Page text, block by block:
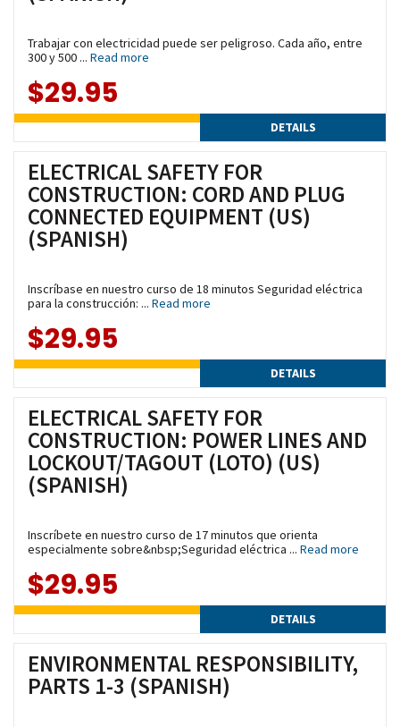
Trabajar con electricidad puede ser peligroso. Cada año, entre
300 y 500 ... Read more
$29.95
DETAILS
ELECTRICAL SAFETY FOR
CONSTRUCTION: CORD AND PLUG
CONNECTED EQUIPMENT (US)
(SPANISH)
Inscríbase en nuestro curso de 18 minutos Seguridad eléctrica
para la construcción: ... Read more
$29.95
DETAILS
ELECTRICAL SAFETY FOR
CONSTRUCTION: POWER LINES AND
LOCKOUT/TAGOUT (LOTO) (US)
(SPANISH)
Inscríbete en nuestro curso de 17 minutos que orienta
especialmente sobre&nbsp;Seguridad eléctrica ... Read more
$29.95
DETAILS
ENVIRONMENTAL RESPONSIBILITY,
PARTS 1-3 (SPANISH)